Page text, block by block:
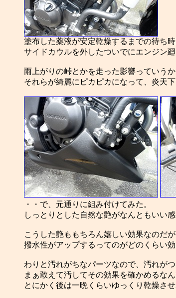
塗布した薬液が安定乾燥するまでの待ち
サイドカウルを外したついでにエンジン
雨上がりの峠とかを走った影響っていう
それらが綺麗にピカピカになって、炎天
・・で、元通りに組み付けてみた。
しっとりとした自然な艶がなんともいい
こうした艶ももちろん嬉しい効果なのだが
撥水性がアップするってのがどのくらい
わりと汚れがちなパーツなので、汚れが
まぁ敢えて汚してその効果を確かめるな
とにかく後は一晩くらいゆっくり乾燥させ